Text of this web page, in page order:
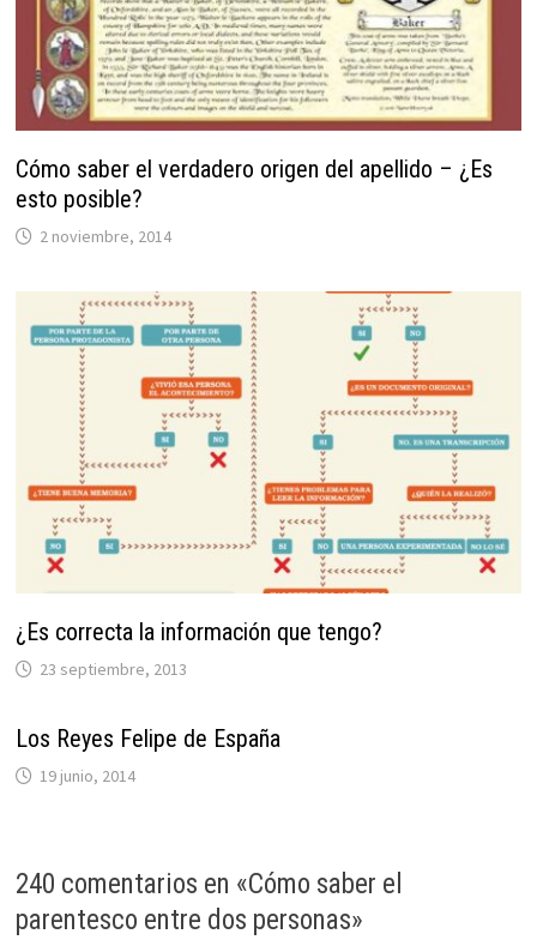
Cómo saber el verdadero origen del apellido – ¿Es
esto posible?
2 noviembre, 2014
¿Es correcta la información que tengo?
23 septiembre, 2013
Los Reyes Felipe de España
19 junio, 2014
240 comentarios en «Cómo saber el
parentesco entre dos personas»